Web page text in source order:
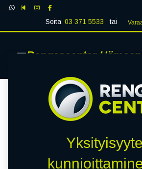
Soita 03 371 5533 tai
Rengascenter